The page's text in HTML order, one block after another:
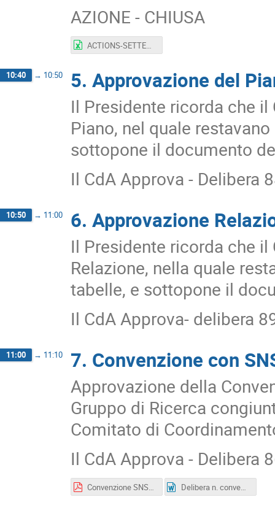
AZIONE - CHIUSA
ACTIONS-SETTEMBRE-V3.xlsx
10:40 → 10:50 5. Approvazione del
Il Presidente ricorda che
Piano, nel quale
sottopone il documento
Il CdA Approva - Delibera
10:50 → 11:00 6. Approvazione
Il Presidente ricorda che
Relazione, nella quale
tabelle, e sottopone il
Il CdA Approva- delibera
11:00 → 11:10 7. Convenzione con
Approvazione della
Gruppo di Ricerca
Comitato di
Il CdA Approva - Delibera
Convenzione SNS-INAF 07.09.2018.pdf Delibera n. convenzione INAF-SNS.docx